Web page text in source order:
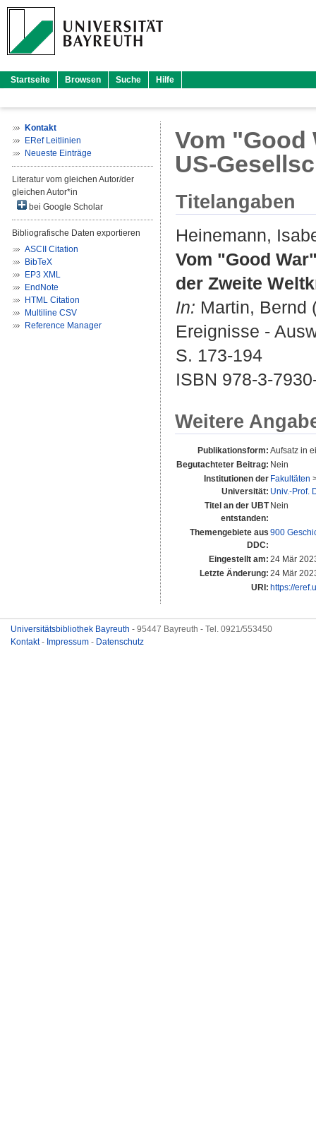
Startseite Browsen Suche Hilfe
Kontakt
ERef Leitlinien
Neueste Einträge
Literatur vom gleichen Autor/der
gleichen Autor*in
bei Google Scholar
Bibliografische Daten exportieren
ASCII Citation
BibTeX
EP3 XML
EndNote
HTML Citation
Multiline CSV
Reference Manager
Vom "Good
US-
Titelangaben
Heinemann,
Vom "Good
der Zweite
In: Martin, Bernd
Ereignisse -
S. 173-194
ISBN 978-3-
Weitere
Publikationsform: Aufsatz in
Begutachteter Beitrag: Nein
Institutionen der
Universität:
Fakultäten
Univ.-Prof.
Titel an der UBT
entstanden:
Nein
Themengebiete aus
DDC:
900
Eingestellt am: 24 Mär
Letzte Änderung: 24 Mär
URI: https://
Universitätsbibliothek Bayreuth - 95447 Bayreuth - Tel. 0921/553450
Kontakt- Impressum - Datenschutz